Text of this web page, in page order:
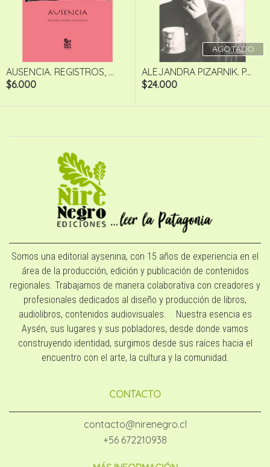
AUSENCIA. REGISTROS, ...
$6.000
AGOTADO
ALEJANDRA PIZARNIK. P...
$24.000
Somos una editorial aysenina, con 15 años de experiencia en el
área de la producción, edición y publicación de contenidos
regionales. Trabajamos de manera colaborativa con creadores y
profesionales dedicados al diseño y producción de libros,
audiolibros, contenidos audiovisuales. Nuestra esencia es
Aysén, sus lugares y sus pobladores, desde donde vamos
construyendo identidad, surgimos desde sus raíces hacia el
encuentro con el arte, la cultura y la comunidad.
CONTACTO
contacto@nirenegro.cl
+56 672210938